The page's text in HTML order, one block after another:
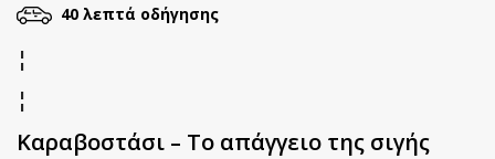
40 λεπτά οδήγησης
¦
¦
Καραβοστάσι – Το απάγγειο της σιγής